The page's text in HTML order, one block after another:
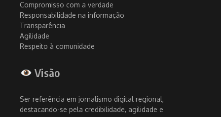
Compromisso com a verdade
Responsabilidade na informação
Transparência
Agilidade
Respeito à comunidade
Visão
Ser referência em jornalismo digital regional,
destacando-se pela credibilidade, agilidade e